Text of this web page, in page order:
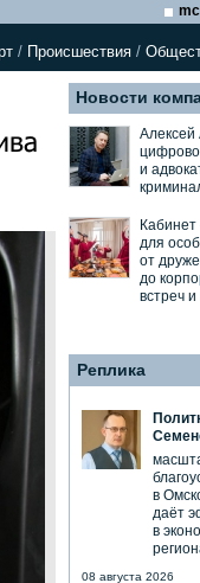
mc
/ Происшествия /
Новости
Алексей
и
для
от
до
встреч
Реплика
в
даёт
в
08 августа 2026